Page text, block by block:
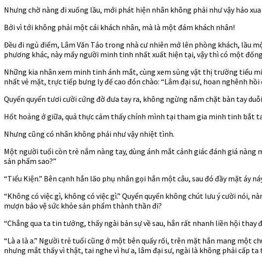
Nhưng chờ nàng đi xuống lầu, mới phát hiện nhân không phải như vậy hảo
Bởi vì tới không phải một cái khách nhân, mà là một đám khách nhân!
Đều đi ngủ điểm, Lâm Văn Tảo trong nhà cư nhiên mở lên phòng khách, lầu
phương khác, này mấy người minh tinh nhất xuất hiện tại, vậy thì có một
Những kia nhân xem minh tinh ánh mắt, cùng xem sủng vật thị trường tiểu
nhất vẻ mặt, trực tiếp bưng ly đế cao đón chào: “Lâm đại sư, hoan nghênh hồi
Quyển quyển tươi cười cứng đờ đưa tay ra, không ngừng nắm chặt bàn tay
Hốt hoảng ở giữa, quả thực cảm thấy chính mình tại tham gia minh tinh bắt
Nhưng cũng có nhân không phải như vậy nhiệt tình.
Một người tuổi còn trẻ nắm nàng tay, dùng ánh mắt cảnh giác đánh giá nàng
sản phẩm sao?”
“Tiểu Kiện.” Bên cạnh hắn lão phụ nhân gọi hắn một câu, sau đó đầy mặt áy
“Không có việc gì, không có việc gì.” Quyển quyển không chút lưu ý cười nói,
mượn bảo vệ sức khỏe sản phẩm thành thần đi?
“Chẳng qua ta tin tưởng, thấy ngài bản sự về sau, hắn rất nhanh liền hội thay
“Là a là a.” Người trẻ tuổi cũng ở một bên quấy rối, trên mặt hắn mang một
nhưng mắt thấy vì thật, tai nghe vì hư a, lâm đại sư, ngài là không phải cấp ta